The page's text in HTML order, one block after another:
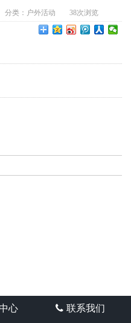
分类： 户外活动 38次浏览
心 联系我们